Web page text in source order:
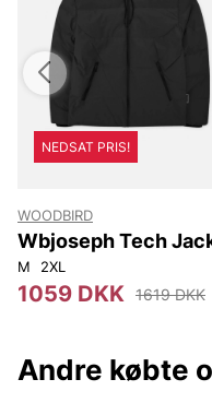
NEDSAT PRIS!
WOODBIRD
Wbjoseph Tech
M 2XL
1059 DKK 1619 DKK
Andre købte